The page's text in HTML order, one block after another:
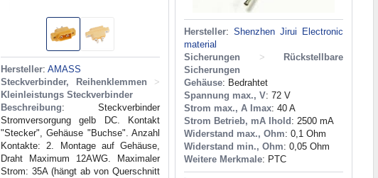
Hersteller: AMASS
Steckverbinder, Reihenklemmen
>
Kleinleistungs Steckverbinder
Beschreibung: Steckverbinder
Stromversorgung gelb DC. Kontakt
"Stecker", Gehäuse "Buchse". Anzahl
Kontakte: 2. Montage auf Gehäuse,
Draht Maximum 12AWG. Maximaler
Strom: 35A (hängt ab von Querschnitt
Hersteller: Shenzhen Jirui Electronic
material
Sicherungen
>
Rückstellbare
Sicherungen
Gehäuse: Bedrahtet
Spannung max., V: 72 V
Strom max., A Imax: 40 A
Strom Betrieb, mA Ihold : 2500 mA
Widerstand max., Ohm: 0,1 Ohm
Widerstand min., Ohm: 0,05 Ohm
Weitere Merkmale: PTC